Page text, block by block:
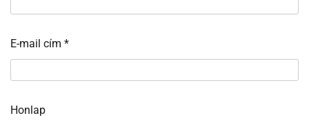
E-mail cím *
Honlap